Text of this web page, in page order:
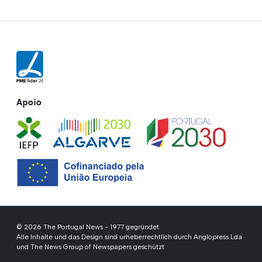
Apoio
© 2026 The Portugal News - 1977 gegründet
Alle Inhalte und das Design sind urheberrechtlich durch Anglopress Lda
und The News Group of Newspapers geschützt